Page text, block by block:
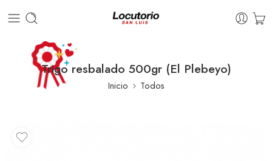
Trigo resbalado 500gr (El Plebeyo)
Inicio Todos